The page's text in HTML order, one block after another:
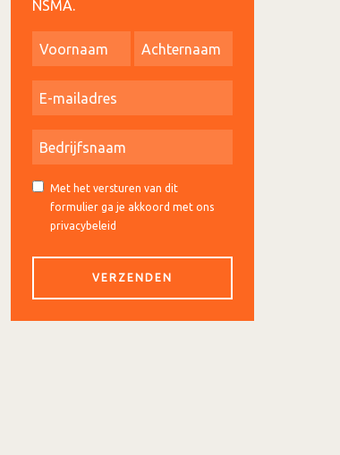
NSMA.
Met het versturen van dit
formulier ga je akkoord met ons
privacybeleid